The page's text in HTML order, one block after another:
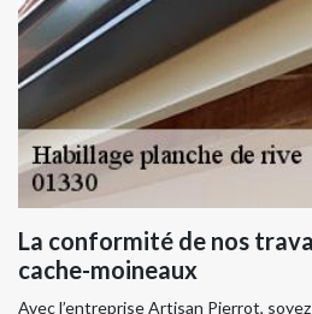
La conformité de nos
cache-moineaux
Avec l’entreprise Artisan Pierrot,